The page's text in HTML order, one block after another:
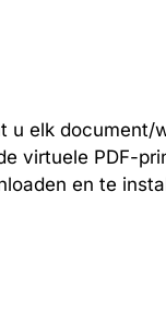
u elk
virtuele PDF-
en te